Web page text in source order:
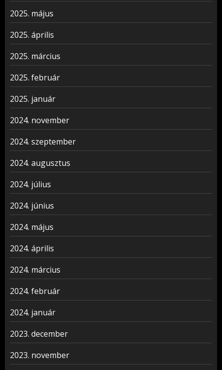
2025. május
2025. április
2025. március
2025. február
2025. január
2024. november
2024. szeptember
2024. augusztus
2024. július
2024. június
2024. május
2024. április
2024. március
2024. február
2024. január
2023. december
2023. november